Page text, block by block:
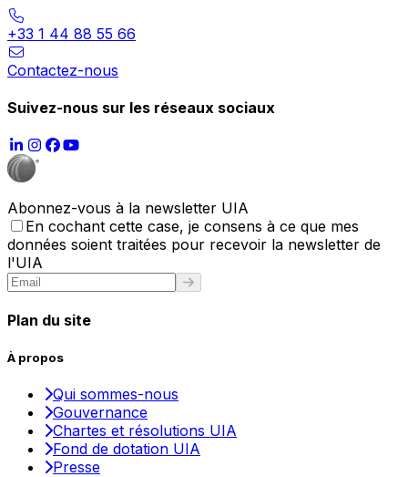
+33 1 44 88 55 66
Contactez-nous
Suivez-nous sur les réseaux sociaux
Abonnez-vous à la newsletter UIA
En cochant cette case, je consens à ce que mes
données soient traitées pour recevoir la newsletter de
l'UIA
Plan du site
À propos
Qui sommes-nous
Gouvernance
Chartes et résolutions UIA
Fond de dotation UIA
Presse